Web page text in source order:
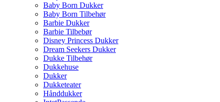
Baby Born Dukker
Baby Born Tilbehør
Barbie Dukker
Barbie Tilbebør
Disney Princess Dukker
Dream Seekers Dukker
Dukke Tilbehør
Dukkehuse
Dukker
Dukketeater
Hånddukker